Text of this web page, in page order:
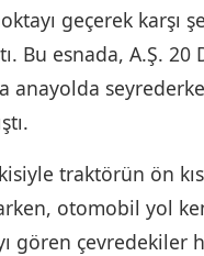
geçerek karşı
Bu esnada, A.Ş. 20
anayolda
traktörün ön
otomobil yol
gören çevredekiler